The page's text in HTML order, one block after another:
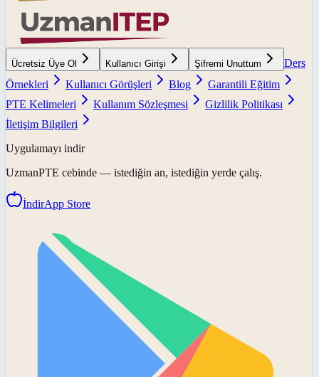
Ücretsiz Üye Ol Kullanıcı Girişi Şifremi Unuttum
Ders
Örnekleri
Kullanıcı Görüşleri Blog
Garantili Eğitim
PTE Kelimeleri
Kullanım Sözleşmesi
Gizlilik Politikası
İletişim Bilgileri
Uygulamayı indir
UzmanPTE cebinde — istediğin an, istediğin yerde çalış.
İndirApp Store